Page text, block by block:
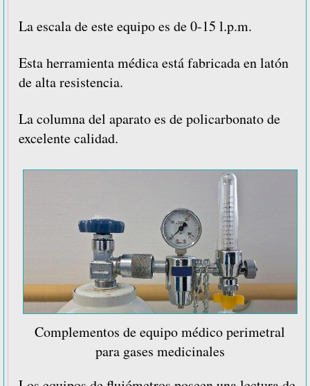
La escala de este equipo es de 0-15 l.p.m.
Esta herramienta médica está fabricada en latón
de alta resistencia.
La columna del aparato es de policarbonato de
excelente calidad.
Complementos de equipo médico perimetral
para gases medicinales